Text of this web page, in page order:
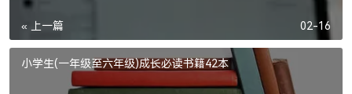
« 上一篇 02-16
小学生(一年级至六年级)成长必读书籍42本